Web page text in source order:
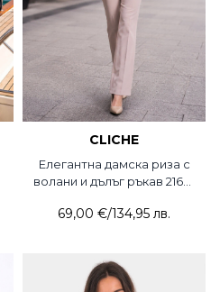
CLICHE
Елегантна дамска риза с
волани и дълъг ръкав 2169-
69,00 €/134,95 лв.